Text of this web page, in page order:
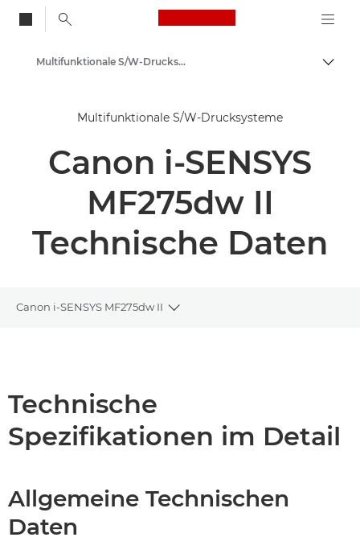
Canon Logo, back
Auf
Lösungen & Dienstleistungen
Business-Produkte
Multifunktionale Drucksysteme
Multifunktionale S/W-Drucksysteme - Canon Deutschland
Multifunktionale S/W-Drucksysteme
Canon i-SENSYS
MF275dw II
Technische Daten
Canon i-SENSYS MF275dw II
Toggle breadcrumbs
Support
Technische
Spezifikationen im Detail
Allgemeine Technischen
Daten